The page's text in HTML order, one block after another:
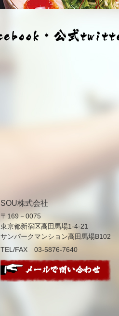
SOU株式会社
〒169－0075
東京都新宿区高田馬場1-4-21
サンパークマンション高田馬場B102
TEL/FAX 03-5876-7640